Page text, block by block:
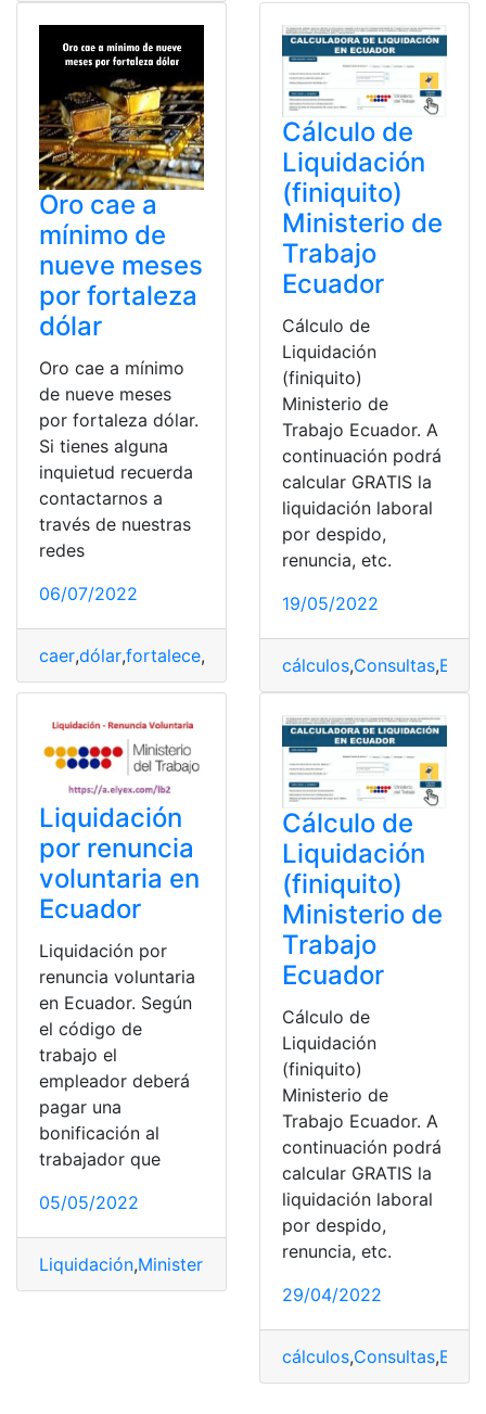
Oro cae a
mínimo de
nueve meses
por fortaleza
dólar
Oro cae a mínimo
de nueve meses
por fortaleza dólar.
Si tienes alguna
inquietud recuerda
contactarnos a
través de nuestras
redes
06/07/2022
caer,dólar,fortalece, Liquidación
Cálculo de
Liquidación
(finiquito)
Ministerio de
Trabajo
Ecuador
Cálculo de
Liquidación
(finiquito)
Ministerio de
Trabajo Ecuador. A
continuación podrá
calcular GRATIS la
liquidación laboral
por despido,
renuncia, etc.
19/05/2022
cálculos,Consultas,
Liquidación
por renuncia
voluntaria en
Ecuador
Liquidación por
renuncia voluntaria
en Ecuador. Según
el código de
trabajo el
empleador deberá
pagar una
bonificación al
trabajador que
05/05/2022
Liquidación,Ministerio de Trabajo,Renuncia,
Cálculo de
Liquidación
(finiquito)
Ministerio de
Trabajo
Ecuador
Cálculo de
Liquidación
(finiquito)
Ministerio de
Trabajo Ecuador. A
continuación podrá
calcular GRATIS la
liquidación laboral
por despido,
renuncia, etc.
29/04/2022
cálculos,Consultas,